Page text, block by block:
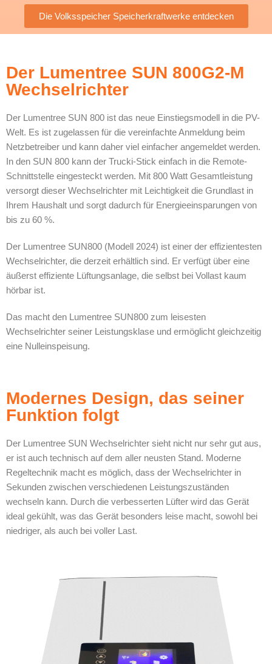
Die Volksspeicher Speicherkraftwerke entdecken
Der Lumentree SUN 800G2-M
Wechselrichter
Der Lumentree SUN 800 ist das neue Einstiegsmodell in die PV-
Welt. Es ist zugelassen für die vereinfachte Anmeldung beim
Netzbetreiber und kann daher viel einfacher angemeldet werden.
In den SUN 800 kann der Trucki-Stick einfach in die Remote-
Schnittstelle eingesteckt werden. Mit 800 Watt Gesamtleistung
versorgt dieser Wechselrichter mit Leichtigkeit die Grundlast in
Ihrem Haushalt und sorgt dadurch für Energieeinsparungen von
bis zu 60 %.
Der Lumentree SUN800 (Modell 2024) ist einer der effizientesten
Wechselrichter, die derzeit erhältlich sind. Er verfügt über eine
äußerst effiziente Lüftungsanlage, die selbst bei Vollast kaum
hörbar ist.
Das macht den Lumentree SUN800 zum leisesten
Wechselrichter seiner Leistungsklase und ermöglicht gleichzeitig
eine Nulleinspeisung.
Modernes Design, das seiner
Funktion folgt
Der Lumentree SUN Wechselrichter sieht nicht nur sehr gut aus,
er ist auch technisch auf dem aller neusten Stand. Moderne
Regeltechnik macht es möglich, dass der Wechselrichter in
Sekunden zwischen verschiedenen Leistungszuständen
wechseln kann. Durch die verbesserten Lüfter wird das Gerät
ideal gekühlt, was das Gerät besonders leise macht, sowohl bei
niedriger, als auch bei voller Last.